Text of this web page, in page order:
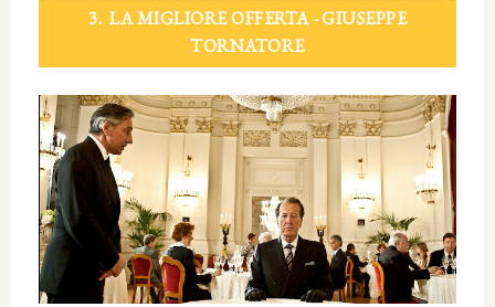
3. LA MIGLIORE OFFERTA-GIUSEPPE
TORNATORE